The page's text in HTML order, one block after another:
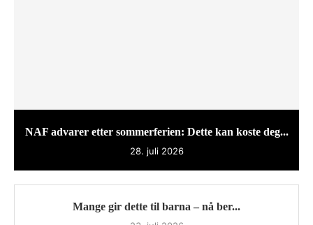
NAF advarer etter sommerferien: Dette kan koste deg...
28. juli 2026
Mange gir dette til barna – nå ber...